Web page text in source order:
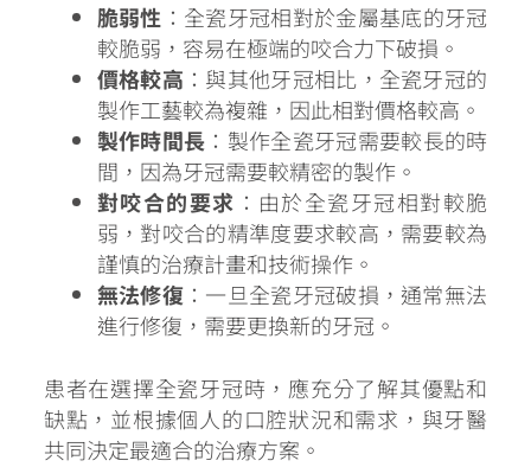
脆弱性 ：全瓷牙冠相對於金屬基底的牙冠
較脆弱，容易在極端的咬合力下破損。
價格較高 ：與其他牙冠相比，全瓷牙冠的
製作工藝較為複雜，因此相對價格較高。
製作時間長 ：製作全瓷牙冠需要較長的時
間，因為牙冠需要較精密的製作。
對咬合的要求 ：由於全瓷牙冠相對較脆
弱，對咬合的精準度要求較高，需要較為
謹慎的治療計畫和技術操作。
無法修復 ：一旦全瓷牙冠破損，通常無法
進行修復，需要更換新的牙冠。
患者在選擇全瓷牙冠時，應充分了解其優點和
缺點，並根據個人的口腔狀況和需求，與牙醫
共同決定最適合的治療方案。